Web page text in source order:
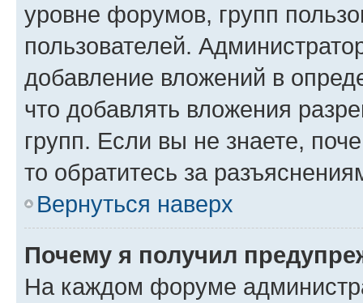
уровне форумов, групп
пользователей.
добавление вложений в
что добавлять вложения
групп. Если вы не знаете,
то обратитесь за
Вернуться наверх
Почему я получил
На каждом форуме